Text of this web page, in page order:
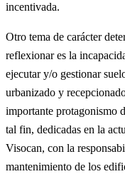
incentivada.
Otro tema de carácter
reflexionar es la
ejecutar y/o gestionar
urbanizado y
importante protagonismo
tal fin, dedicadas en la
Visocan, con la
mantenimiento de los